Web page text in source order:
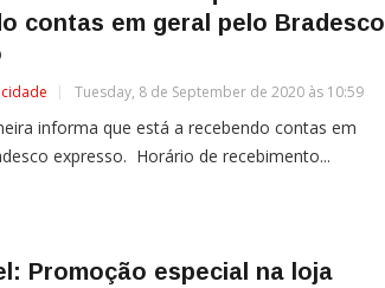
contas em geral pelo Bradesco
Tuesday, 8 de September de 2020 às 10:59
informa que está a recebendo contas em
expresso. Horário de recebimento...
Promoção especial na loja